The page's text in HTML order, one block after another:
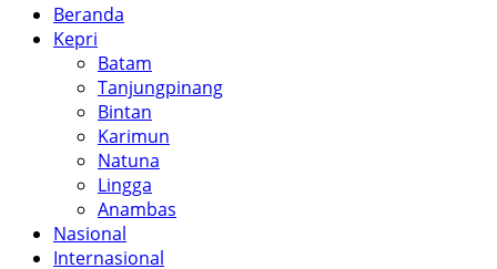
Beranda
Kepri
Batam
Tanjungpinang
Bintan
Karimun
Natuna
Lingga
Anambas
Nasional
Internasional